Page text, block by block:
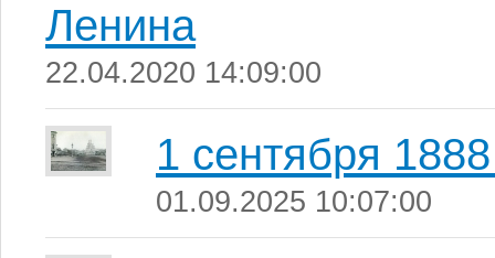
Ленина
22.04.2020 14:09:00
1 сентября
01.09.2025 10:07:00